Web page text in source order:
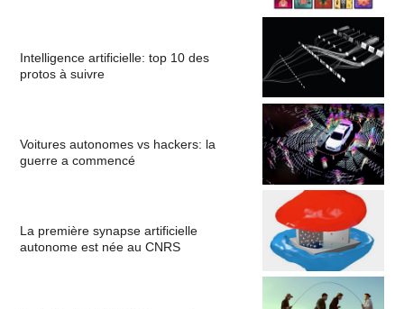
Intelligence artificielle: top 10 des
protos à suivre
Voitures autonomes vs hackers: la
guerre a commencé
La première synapse artificielle
autonome est née au CNRS